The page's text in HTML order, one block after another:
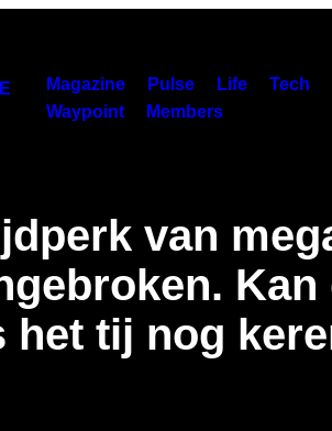
Magazine Pulse Life
Tech
Waypoint
Members
van
Kan
het tij nog